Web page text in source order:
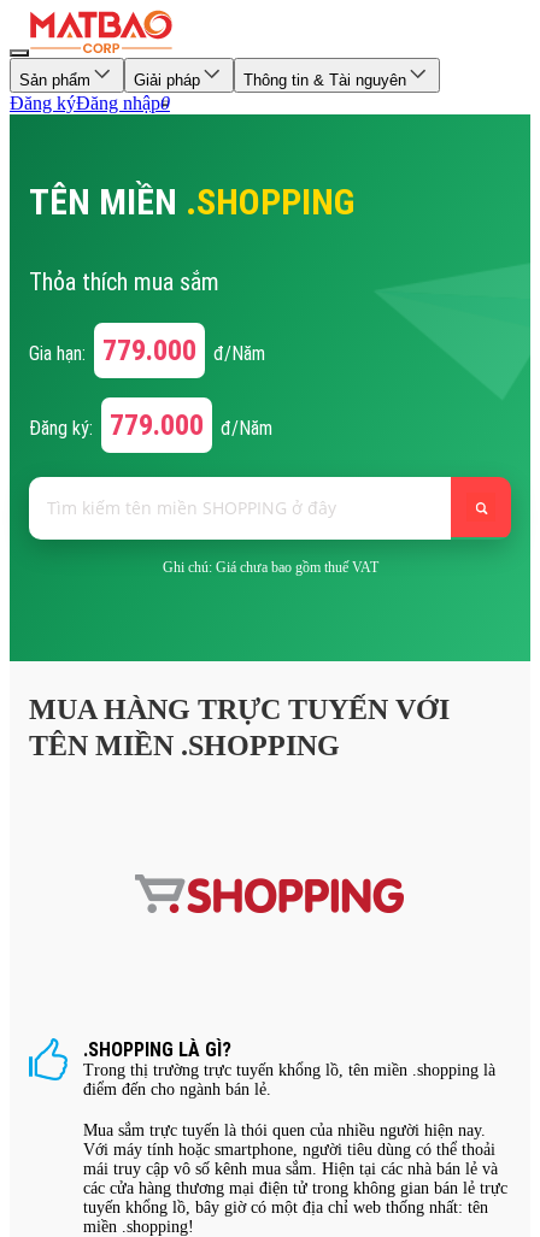
Sản phẩm Giải pháp Thông tin & Tài nguyên
Đăng kýĐăng nhập0
TÊN MIỀN .SHOPPING
Thỏa thích mua sắm
Gia hạn: 779.000 đ/Năm
Đăng ký: 779.000 đ/Năm
Ghi chú: Giá chưa bao gồm thuế VAT
MUA HÀNG TRỰC TUYẾN VỚI
TÊN MIỀN .SHOPPING
.SHOPPING LÀ GÌ?
Trong thị trường trực tuyến khổng lồ, tên miền .shopping là
điểm đến cho ngành bán lẻ.
Mua sắm trực tuyến là thói quen của nhiều người hiện nay.
Với máy tính hoặc smartphone, người tiêu dùng có thể thoải
mái truy cập vô số kênh mua sắm. Hiện tại các nhà bán lẻ và
các cửa hàng thương mại điện tử trong không gian bán lẻ trực
tuyến khổng lồ, bây giờ có một địa chỉ web thống nhất: tên
miền .shopping!